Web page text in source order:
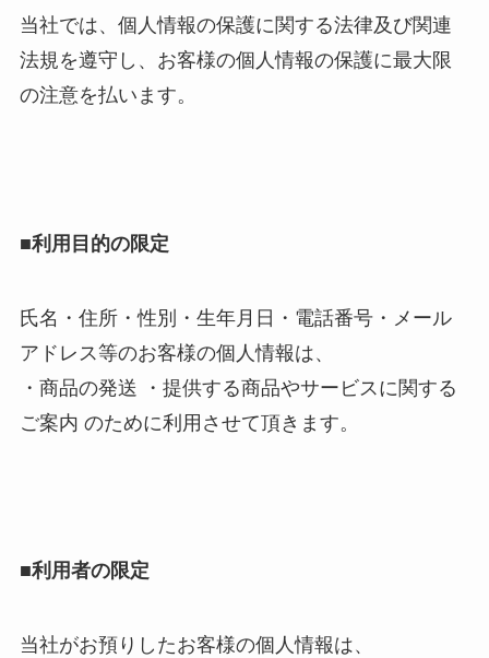
当社では、個人情報の保護に関する法律及び関連
法規を遵守し、お客様の個人情報の保護に最大限
の注意を払います。
■利用目的の限定
氏名・住所・性別・生年月日・電話番号・メール
アドレス等のお客様の個人情報は、
・商品の発送 ・提供する商品やサービスに関する
ご案内 のために利用させて頂きます。
■利用者の限定
当社がお預りしたお客様の個人情報は、